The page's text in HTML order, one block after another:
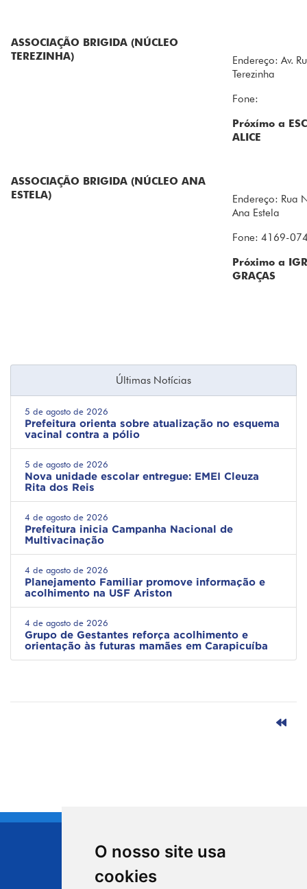
O nosso site usa
cookies
ASSOCIAÇÃO BRIGIDA (NÚCLEO
TEREZINHA)
Endereço: Av.
Terezinha
Fone:
Próxímo a
ALICE
ASSOCIAÇÃO BRIGIDA (NÚCLEO ANA
ESTELA)
Endereço: Rua
Ana Estela
Fone: 4169-
Próximo a
GRAÇAS
Últimas Notícias
5 de agosto de 2026
Prefeitura orienta sobre atualização no esquema
vacinal contra a pólio
5 de agosto de 2026
Nova unidade escolar entregue: EMEI Cleuza
Rita dos Reis
4 de agosto de 2026
Prefeitura inicia Campanha Nacional de
Multivacinação
4 de agosto de 2026
Planejamento Familiar promove informação e
acolhimento na USF Ariston
4 de agosto de 2026
Grupo de Gestantes reforça acolhimento e
orientação às futuras mamães em Carapicuíba
CIDADE DE